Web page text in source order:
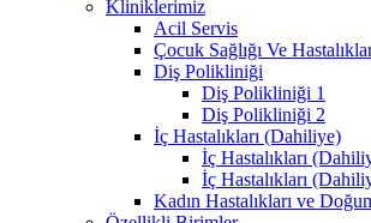
Kliniklerimiz
Acil Servis
Çocuk Sağlığı Ve
Diş Polikliniği
Diş Polikliniği 1
Diş Polikliniği 2
İç Hastalıkları (Dahiliye)
İç Hastalıkları
İç Hastalıkları
Kadın Hastalıkları ve